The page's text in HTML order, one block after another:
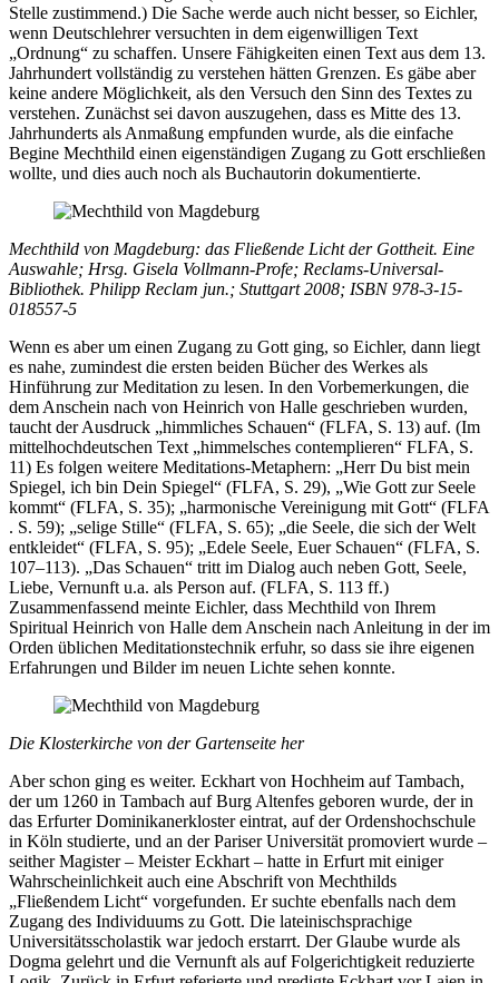
Stelle zustimmend.) Die Sache werde auch nicht besser, so Eichler,
wenn Deutschlehrer versuchten in dem eigenwilligen Text
„Ordnung“ zu schaffen. Unsere Fähigkeiten einen Text aus dem 13.
Jahrhundert vollständig zu verstehen hätten Grenzen. Es gäbe aber
keine andere Möglichkeit, als den Versuch den Sinn des Textes zu
verstehen. Zunächst sei davon auszugehen, dass es Mitte des 13.
Jahrhunderts als Anmaßung empfunden wurde, als die einfache
Begine Mechthild einen eigenständigen Zugang zu Gott erschließen
wollte, und dies auch noch als Buchautorin dokumentierte.
Mechthild von Magdeburg: das Fließende Licht der Gottheit. Eine
Auswahle; Hrsg. Gisela Vollmann-Profe; Reclams-Universal-
Bibliothek. Philipp Reclam jun.; Stuttgart 2008; ISBN 978-3-15-
018557-5
Wenn es aber um einen Zugang zu Gott ging, so Eichler, dann liegt
es nahe, zumindest die ersten beiden Bücher des Werkes als
Hinführung zur Meditation zu lesen. In den Vorbemerkungen, die
dem Anschein nach von Heinrich von Halle geschrieben wurden,
taucht der Ausdruck „himmliches Schauen“ (FLFA, S. 13) auf. (Im
mittelhochdeutschen Text „himmelsches contemplieren“ FLFA, S.
11) Es folgen weitere Meditations-Metaphern: „Herr Du bist mein
Spiegel, ich bin Dein Spiegel“ (FLFA, S. 29), „Wie Gott zur Seele
kommt“ (FLFA, S. 35); „harmonische Vereinigung mit Gott“ (FLFA
. S. 59); „selige Stille“ (FLFA, S. 65); „die Seele, die sich der Welt
entkleidet“ (FLFA, S. 95); „Edele Seele, Euer Schauen“ (FLFA, S.
107–113). „Das Schauen“ tritt im Dialog auch neben Gott, Seele,
Liebe, Vernunft u.a. als Person auf. (FLFA, S. 113 ff.)
Zusammenfassend meinte Eichler, dass Mechthild von Ihrem
Spiritual Heinrich von Halle dem Anschein nach Anleitung in der im
Orden üblichen Meditationstechnik erfuhr, so dass sie ihre eigenen
Erfahrungen und Bilder im neuen Lichte sehen konnte.
Die Klosterkirche von der Gartenseite her
Aber schon ging es weiter. Eckhart von Hochheim auf Tambach,
der um 1260 in Tambach auf Burg Altenfes geboren wurde, der in
das Erfurter Dominikanerkloster eintrat, auf der Ordenshochschule
in Köln studierte, und an der Pariser Universität promoviert wurde –
seither Magister – Meister Eckhart – hatte in Erfurt mit einiger
Wahrscheinlichkeit auch eine Abschrift von Mechthilds
„Fließendem Licht“ vorgefunden. Er suchte ebenfalls nach dem
Zugang des Individuums zu Gott. Die lateinischsprachige
Universitätsscholastik war jedoch erstarrt. Der Glaube wurde als
Dogma gelehrt und die Vernunft als auf Folgerichtigkeit reduzierte